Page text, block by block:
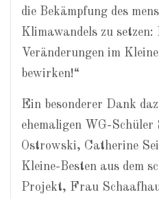
die Bekämpfung des
Klimawandels zu setzen:
Veränderungen im
bewirken!“
Ein besonderer Dank
ehemaligen WG-
Ostrowski, Catherine
Kleine-Besten aus dem
Projekt, Frau